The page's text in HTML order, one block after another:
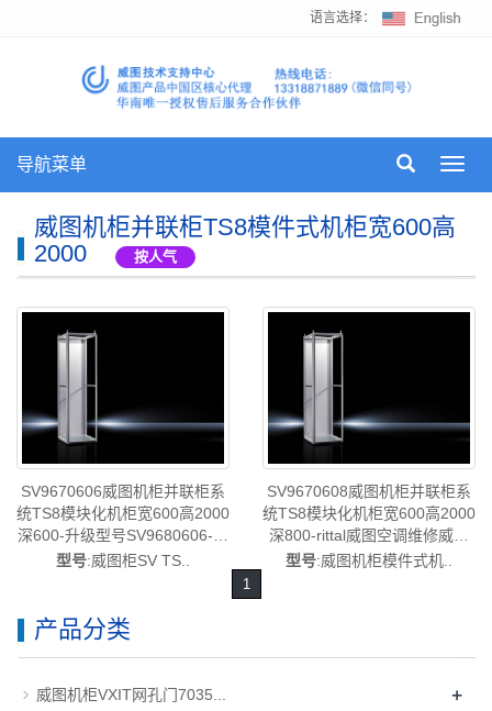
语言选择：
导航菜单
威图机柜并联柜TS8模件式机柜宽600高
2000
按人气
SV9670606威图机柜并联柜系
统TS8模块化机柜宽600高2000
深600-升级型号SV9680606-中
国威图制造-rittal威图空调维修
型号:威图柜SV TS..
SV9670608威图机柜并联柜系
统TS8模块化机柜宽600高2000
深800-rittal威图空调维修威图
电柜威图母线威图风扇威图
型号:威图机柜模件式机..
1
产品分类
威图机柜VXIT网孔门7035... +